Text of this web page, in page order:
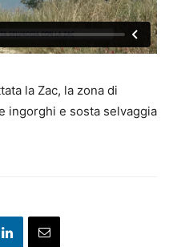
la Zac, la zona di
ingorghi e sosta selvaggia